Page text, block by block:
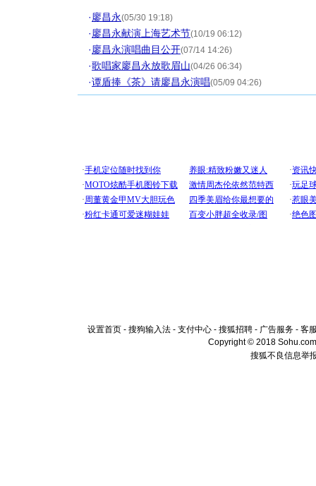
·廖昌永(05/30 19:18)
·廖昌永献演上海艺术节(10/19 06:12)
·廖昌永演唱曲目公开(07/14 14:26)
·歌唱家廖昌永放歌眉山(04/26 06:34)
·谭盾捧《茶》请廖昌永演唱(05/09 04:26)
设置首页 - 搜狗输入法 - 支付中心 - 搜狐招聘 - 广告服务 - 客
Copyright © 2018
搜狐不良信息举